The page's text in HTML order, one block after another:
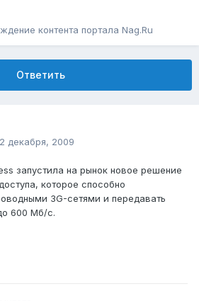
контента портала Nag.Ru
Ответить
2 декабря, 2009
запустила на рынок новое решение
которое способно
3G-сетями и передавать
600 Мб/c.